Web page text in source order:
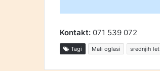
Kontakt: 071 539 072
Tagi Mali oglasi srednjih let